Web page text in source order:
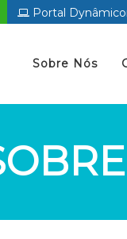
Portal
Sobre Nós